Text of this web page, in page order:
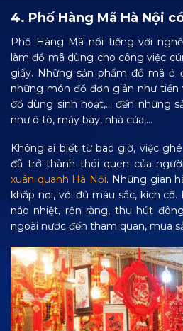
4. Phố Hàng Mã Hà Nội
Phố Hàng Mã nổi tiếng với
làm đồ mã dùng cho công việc
giấy. Những sản phẩm đồ mã ở
những món đồ đơn giản như tiền
đồ dùng sinh hoạt,… đến những
như ô tô, máy bay, nhà cửa,…
Không ai biết từ bao giờ, việc
đã trở thành thói quen của
xuân quanh Hà Nội. Những gian
khắp nơi, với đủ màu sắc, kích
náo nhiệt, rộn ràng, thu hút
ngoài nước đến tham quan, mua